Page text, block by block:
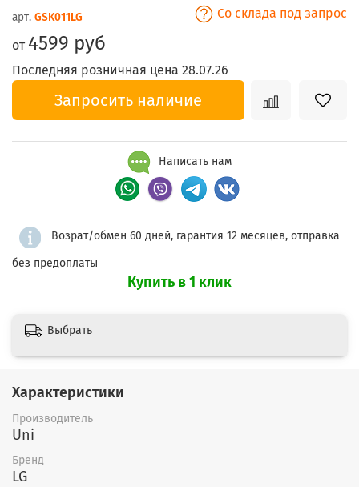
арт. GSK011LG Со склада под запрос
от 4599 руб
Последняя розничная цена 28.07.26
Запросить наличие
Написать нам
Возрат/обмен 60 дней, гарантия 12 месяцев, отправка
без предоплаты
Купить в 1 клик
Выбрать
Характеристики
Производитель
Uni
Бренд
LG